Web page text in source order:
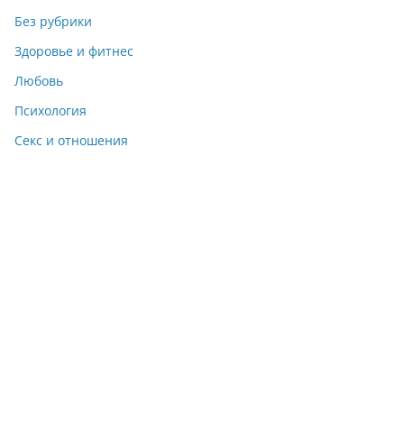
Без рубрики
Здоровье и фитнес
Любовь
Психология
Секс и отношения